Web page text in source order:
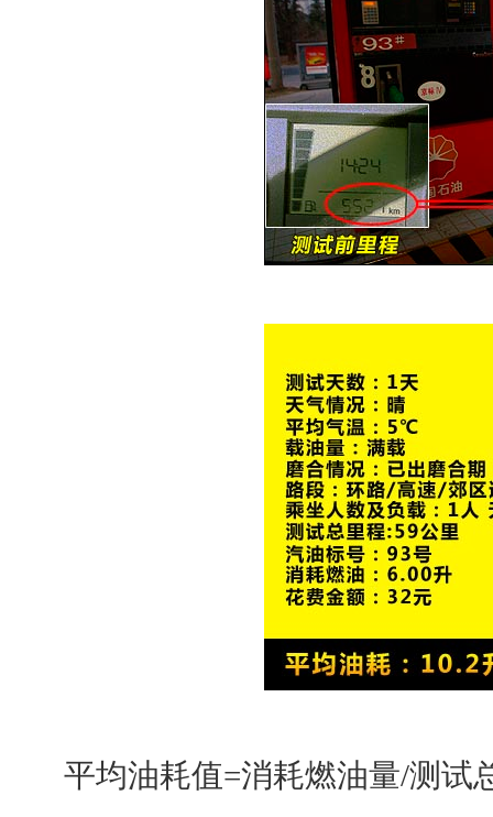
平均油耗值=消耗燃油量/测试总